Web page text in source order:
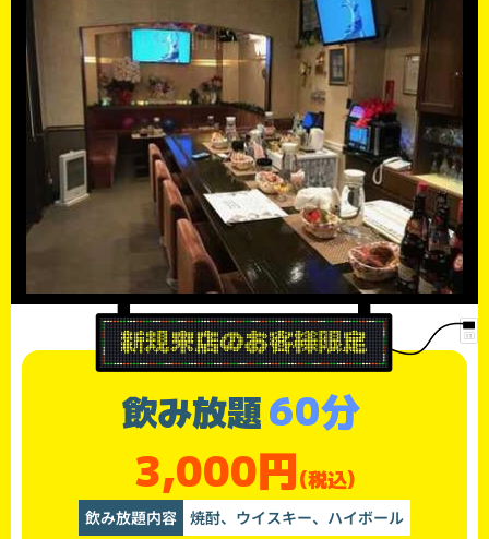
飲み放題60分
3,000円(税込)
飲み放題内容 焼酎、ウイスキー、ハイボール